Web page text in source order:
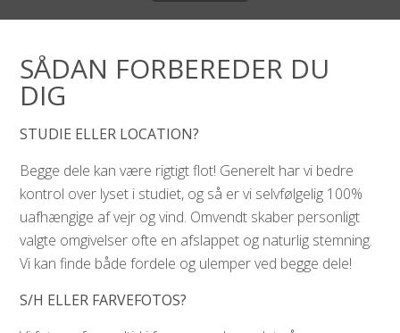
SÅDAN FORBEREDER DU
DIG
STUDIE ELLER LOCATION?
Begge dele kan være rigtigt flot! Generelt har vi bedre
kontrol over lyset i studiet, og så er vi selvfølgelig 100%
uafhængige af vejr og vind. Omvendt skaber personligt
valgte omgivelser ofte en afslappet og naturlig stemning.
Vi kan finde både fordele og ulemper ved begge dele!
S/H ELLER FARVEFOTOS?